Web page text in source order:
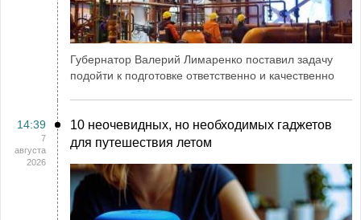
Губернатор Валерий Лимаренко поставил задачу
подойти к подготовке ответственно и качественно
14:39
7
августа
2026
10 неочевидных, но необходимых гаджетов
для путешествия летом